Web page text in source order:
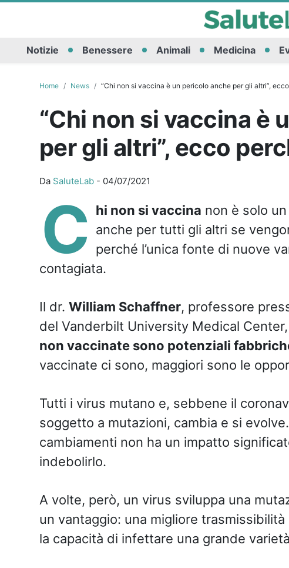
Notizie Benessere Animali Medicina
Home News “Chi non si vaccina è un pericolo anche per gli altri”,
“Chi non si vaccina è
per gli altri”, ecco
Da SaluteLab- 04/07/2021
C hi non si vaccina non è solo
anche per tutti gli altri se
perché l’unica fonte di nuove
contagiata.
Il dr. William Schaffner, professore
del Vanderbilt University Medical Center,
non vaccinate sono potenziali
vaccinate ci sono, maggiori sono le
Tutti i virus mutano e, sebbene il
soggetto a mutazioni, cambia e si
cambiamenti non ha un impatto
indebolirlo.
A volte, però, un virus sviluppa una
un vantaggio: una migliore
la capacità di infettare una grande